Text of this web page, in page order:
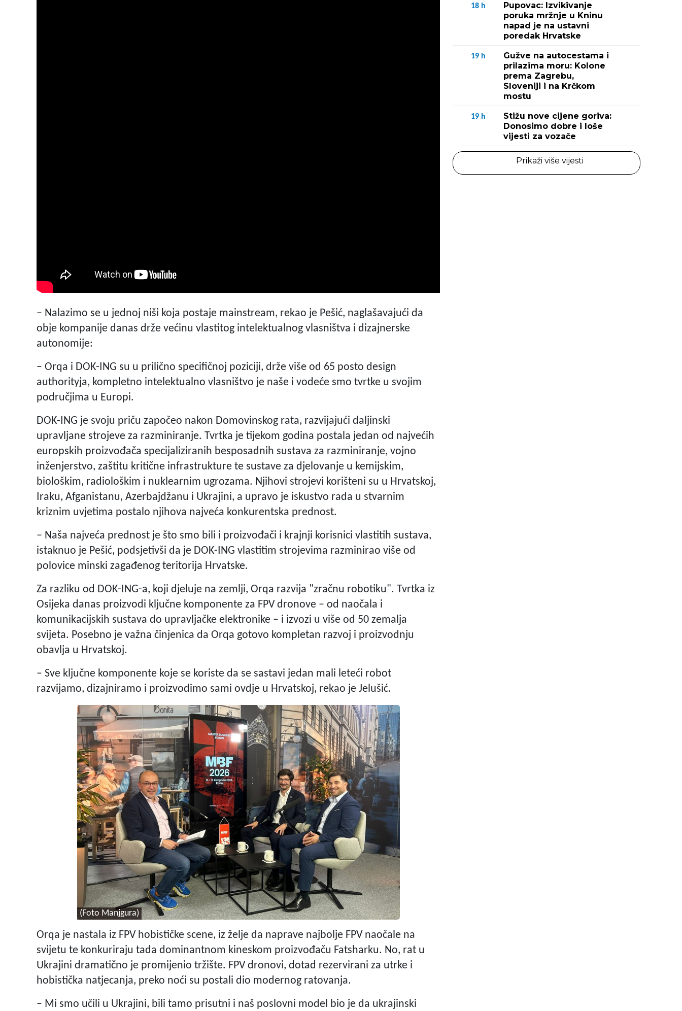
– Nalazimo se u jednoj niši koja postaje mainstream, rekao je Pešić, naglašavajući da
obje kompanije danas drže većinu vlastitog intelektualnog vlasništva i dizajnerske
autonomije:
– Orqa i DOK-ING su u prilično specifičnoj poziciji, drže više od 65 posto design
authorityja, kompletno intelektualno vlasništvo je naše i vodeće smo tvrtke u svojim
područjima u Europi.
DOK-ING je svoju priču započeo nakon Domovinskog rata, razvijajući daljinski
upravljane strojeve za razminiranje. Tvrtka je tijekom godina postala jedan od najvećih
europskih proizvođača specijaliziranih besposadnih sustava za razminiranje, vojno
inženjerstvo, zaštitu kritične infrastrukture te sustave za djelovanje u kemijskim,
biološkim, radiološkim i nuklearnim ugrozama. Njihovi strojevi korišteni su u Hrvatskoj,
Iraku, Afganistanu, Azerbajdžanu i Ukrajini, a upravo je iskustvo rada u stvarnim
kriznim uvjetima postalo njihova najveća konkurentska prednost.
– Naša najveća prednost je što smo bili i proizvođači i krajnji korisnici vlastitih sustava,
istaknuo je Pešić, podsjetivši da je DOK-ING vlastitim strojevima razminirao više od
polovice minski zagađenog teritorija Hrvatske.
Za razliku od DOK-ING-a, koji djeluje na zemlji, Orqa razvija "zračnu robotiku". Tvrtka iz
Osijeka danas proizvodi ključne komponente za FPV dronove – od naočala i
komunikacijskih sustava do upravljačke elektronike – i izvozi u više od 50 zemalja
svijeta. Posebno je važna činjenica da Orqa gotovo kompletan razvoj i proizvodnju
obavlja u Hrvatskoj.
– Sve ključne komponente koje se koriste da se sastavi jedan mali leteći robot
razvijamo, dizajniramo i proizvodimo sami ovdje u Hrvatskoj, rekao je Jelušić.
(Foto Manjgura)
Orqa je nastala iz FPV hobističke scene, iz želje da naprave najbolje FPV naočale na
svijetu te konkuriraju tada dominantnom kineskom proizvođaču Fatsharku. No, rat u
Ukrajini dramatično je promijenio tržište. FPV dronovi, dotad rezervirani za utrke i
hobistička natjecanja, preko noći su postali dio modernog ratovanja.
– Mi smo učili u Ukrajini, bili tamo prisutni i naš poslovni model bio je da ukrajinski
18 h
Pupovac: Izvikivanje
poruka mržnje u Kninu
napad je na ustavni
poredak Hrvatske
19 h
Gužve na autocestama i
prilazima moru: Kolone
prema Zagrebu,
Sloveniji i na Krčkom
mostu
19 h
Stižu nove cijene goriva:
Donosimo dobre i loše
vijesti za vozače
Prikaži više vijesti